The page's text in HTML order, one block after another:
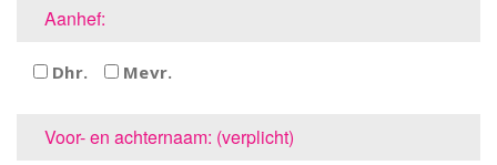
Aanhef:
Dhr. Mevr.
Voor- en achternaam: (verplicht)